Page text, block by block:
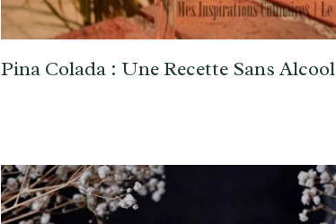
Pina Colada : Une Recette Sans Alcool